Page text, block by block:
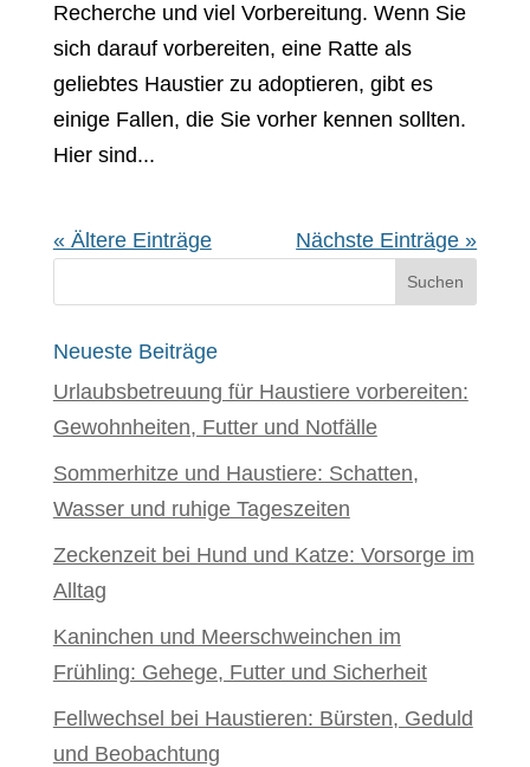
Recherche und viel Vorbereitung. Wenn Sie
sich darauf vorbereiten, eine Ratte als
geliebtes Haustier zu adoptieren, gibt es
einige Fallen, die Sie vorher kennen sollten.
Hier sind...
« Ältere Einträge Nächste Einträge »
Neueste Beiträge
Urlaubsbetreuung für Haustiere vorbereiten:
Gewohnheiten, Futter und Notfälle
Sommerhitze und Haustiere: Schatten,
Wasser und ruhige Tageszeiten
Zeckenzeit bei Hund und Katze: Vorsorge im
Alltag
Kaninchen und Meerschweinchen im
Frühling: Gehege, Futter und Sicherheit
Fellwechsel bei Haustieren: Bürsten, Geduld
und Beobachtung